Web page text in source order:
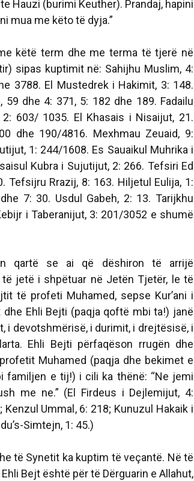
Hauzi (burimi Keuther). Prandaj, hapini
mua me këto të dyja.”
këtë term dhe me terma të tjerë në
) sipas kuptimit në: Sahijhu Muslim, 4:
3788. El Mustedreki Hakimit, 3: 148.
59 dhe 4: 371, 5: 182 dhe 189. Fadailu
603/ 1035. El Khasais i Nisaijut, 21.
dhe 190/4816. Mexhmau Zeuaid, 9:
1: 244/1608. Es Sauaikul Muhrikai
Kubra i Sujutijut, 2: 266. Tefsiri Ed
Tefsijru Rrazij, 8: 163. Hiljetul Eulija, 1:
7: 30. Usdul Gabeh, 2: 13.Tarijkhu
i Taberanijut, 3: 201/3052 e shumë
qartë se ai që dëshiron të arrijë
jetë i shpëtuar në Jetën Tjetër, le të
të profeti Muhamed, sepse Kur’ani i
Ehli Bejti (paqja qoftë mbi ta!) janë
i devotshmërisë, i durimit, i drejtësisë, i
Ehli Bejti përfaqëson rrugën dhe
Muhamed (paqja dhe bekimet e
familjen e tij!) i cili ka thënë: “Ne jemi
me ne.” (El Firdeus i Dejlemijut, 4:
Kenzul Ummal , 6: 218; Kunuzul Hakaik i
Simtejn, 1: 45.)
të Synetit ka kuptim të veçantë. Në të
Bejt është për të Dërguarin e Allahut,